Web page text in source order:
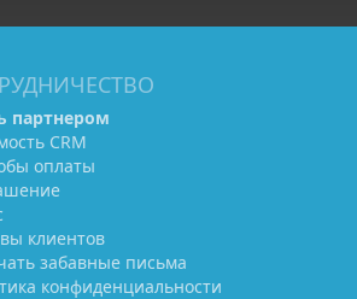
партнером
CRM
оплаты
клиентов
забавные письма
конфиденциальности